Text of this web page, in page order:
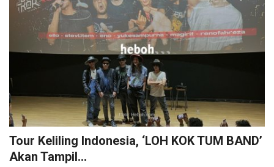
Tour Keliling Indonesia, ‘LOH KOK TUM BAND’
Akan Tampil...